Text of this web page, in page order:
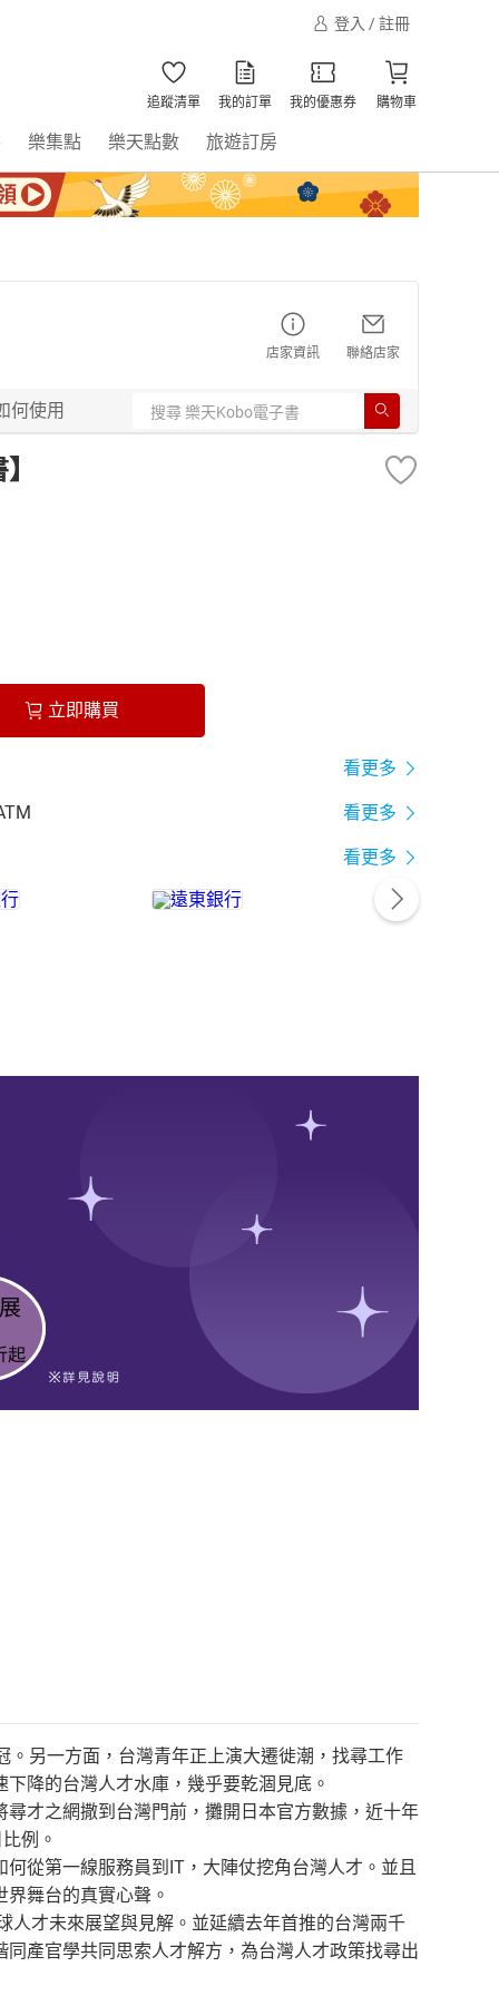
登入 / 註冊
追蹤清單 我的訂單 我的優惠券 購物車
樂集點 樂天點數 旅遊訂房
店家資訊 聯絡店家
何使用
立即購買
看更多
看更多
看更多
另一方面，台灣青年正上演大遷徙潮，找尋工作
降的台灣人才水庫，幾乎要乾涸見底。
才之網撒到台灣門前，攤開日本官方數據，近十年
例。
從第一線服務員到IT，大陣仗挖角台灣人才。並且
舞台的真實心聲。
人才未來展望與見解。並延續去年首推的台灣兩千
產官學共同思索人才解方，為台灣人才政策找尋出